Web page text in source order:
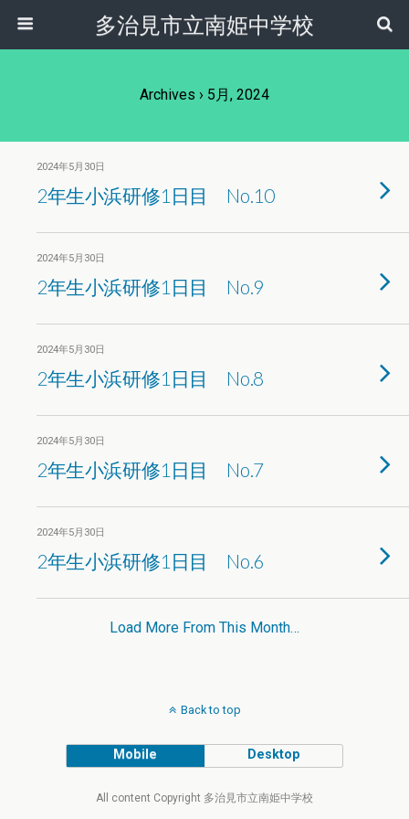
多治見市立南姫中学校
Archives › 5月, 2024
2024年5月30日
2年生小浜研修1日目 No.10
2024年5月30日
2年生小浜研修1日目 No.9
2024年5月30日
2年生小浜研修1日目 No.8
2024年5月30日
2年生小浜研修1日目 No.7
2024年5月30日
2年生小浜研修1日目 No.6
Load More From This Month…
Back to top
Mobile Desktop
All content Copyright 多治見市立南姫中学校